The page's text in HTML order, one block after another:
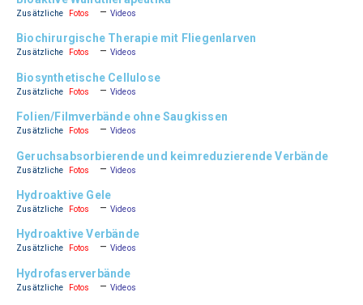
Zusätzliche Fotos – Videos
Biochirurgische Therapie mit Fliegenlarven
Zusätzliche Fotos – Videos
Biosynthetische Cellulose
Zusätzliche Fotos – Videos
Folien/Filmverbände ohne Saugkissen
Zusätzliche Fotos – Videos
Geruchsabsorbierende und keimreduzierende Verbände
Zusätzliche Fotos – Videos
Hydroaktive Gele
Zusätzliche Fotos – Videos
Hydroaktive Verbände
Zusätzliche Fotos – Videos
Hydrofaserverbände
Zusätzliche Fotos – Videos